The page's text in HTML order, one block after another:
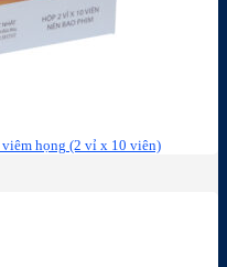
họng (2 vỉ x 10 viên)